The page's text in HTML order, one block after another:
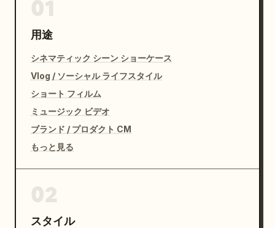
用途
シネマティック シーン ショーケース
Vlog / ソーシャル ライフスタイル
ショート フィルム
ミュージック ビデオ
ブランド / プロダクト CM
もっと見る
スタイル